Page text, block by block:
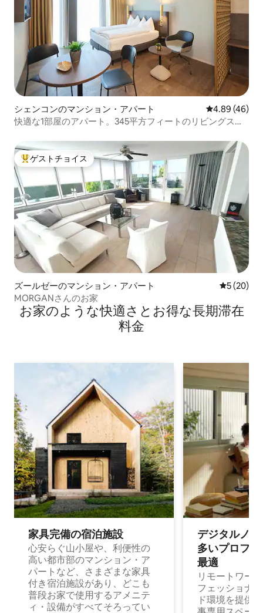
シェンコンのマンション・アパート レビュー46
4.89 (46)
快適な1部屋のアパート。345平方フィートのリビングスペ
大好評のゲストチョイスです。
ゲストチョイス
ズールゼーのマンション・アパート レビュー
5 (20)
MORGANさんのお家
お家のような快⁠適⁠さ⁠とお⁠得⁠な長⁠期⁠滞⁠在
料⁠金
家具完備の宿⁠泊⁠施⁠設
心安らぐ山小屋や、利便性の
高い都市部のマンション・ア
パートなど、さまざまな家具
付き宿泊施設があり、どこも
普段お家で使用するアメニテ
ィ・設備がすべてそろってい
デジタルノ
多⁠いプ⁠ロ⁠フ⁠
最⁠適
リモートワー
フェッショナ
ド環境を提供